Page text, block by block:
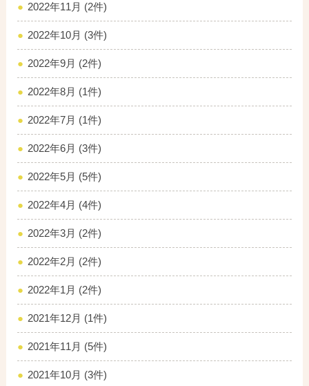
2022年11月 (2件)
2022年10月 (3件)
2022年9月 (2件)
2022年8月 (1件)
2022年7月 (1件)
2022年6月 (3件)
2022年5月 (5件)
2022年4月 (4件)
2022年3月 (2件)
2022年2月 (2件)
2022年1月 (2件)
2021年12月 (1件)
2021年11月 (5件)
2021年10月 (3件)